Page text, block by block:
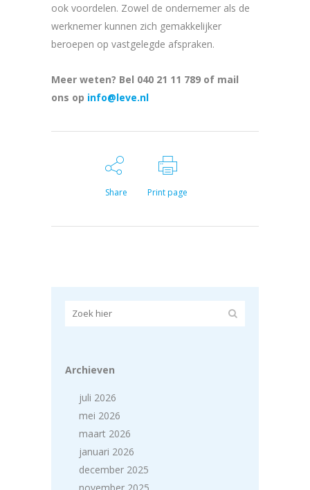
ook voordelen. Zowel de ondernemer als de
werknemer kunnen zich gemakkelijker
beroepen op vastgelegde afspraken.
Meer weten? Bel 040 21 11 789 of mail
ons op info@leve.nl
Share Print page
Archieven
juli 2026
mei 2026
maart 2026
januari 2026
december 2025